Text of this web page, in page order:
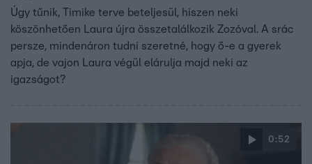
Úgy tűnik, Timike terve beteljesül, hiszen neki
köszönhetően Laura újra összetalálkozik Zozóval. A srác
persze, mindenáron tudni szeretné, hogy ő-e a gyerek
apja, de vajon Laura végül elárulja majd neki az
igazságot?
0:52